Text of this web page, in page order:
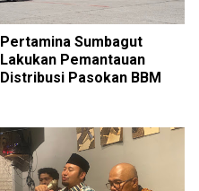
Pertamina Sumbagut
Lakukan Pemantauan
Distribusi Pasokan BBM